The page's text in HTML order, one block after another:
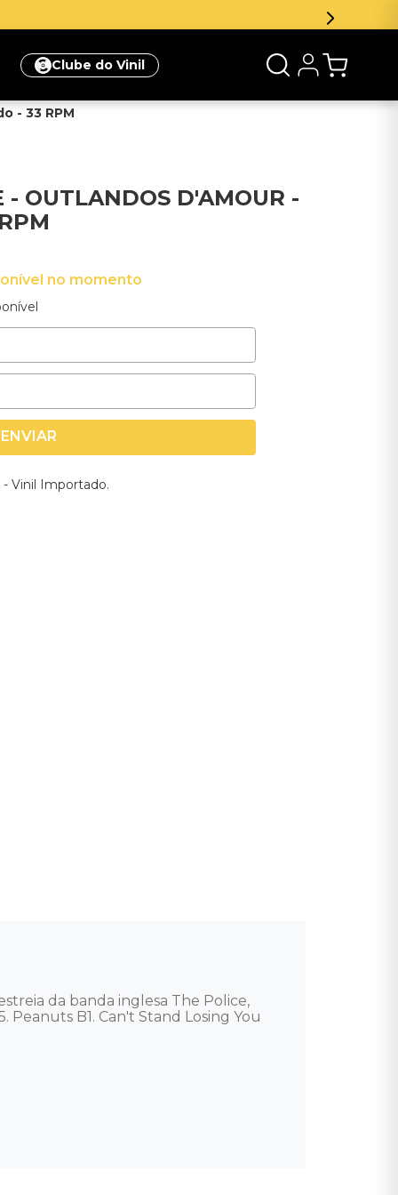
Clube do Vinil
- 33 RPM
- OUTLANDOS D'AMOUR -
no momento
ENVIAR
Vinil Importado.
da banda inglesa The Police,
Peanuts B1. Can't Stand Losing You